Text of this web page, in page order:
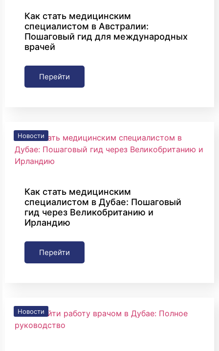
Как стать медицинским
специалистом в Австралии:
Пошаговый гид для международных
врачей
Перейти
Новости
Как стать медицинским
специалистом в Дубае: Пошаговый
гид через Великобританию и
Ирландию
Перейти
Новости